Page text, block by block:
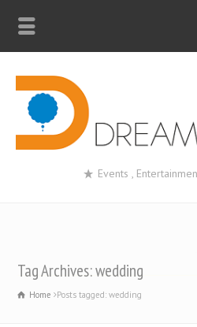
Events ,
Tag Archives: wedding
Home Posts tagged: wedding